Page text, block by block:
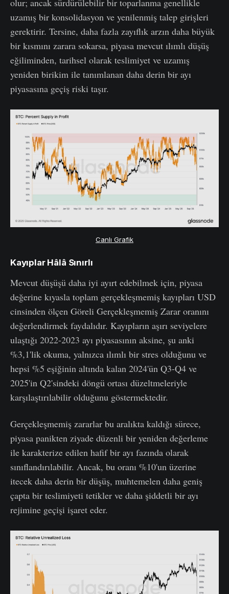
olur; ancak sürdürülebilir bir toparlanma genellikle
uzamış bir konsolidasyon ve yenilenmiş talep girişleri
gerektirir. Tersine, daha fazla zayıflık arzın daha büyük
bir kısmını zarara sokarsa, piyasa mevcut ılımlı düşüş
eğiliminden, tarihsel olarak teslimiyet ve uzamış
yeniden birikim ile tanımlanan daha derin bir ayı
piyasasına geçiş riski taşır.
Canlı Grafik
Kayıplar Hâlâ Sınırlı
Mevcut düşüşü daha iyi ayırt edebilmek için, piyasa
değerine kıyasla toplam gerçekleşmemiş kayıpları USD
cinsinden ölçen Göreli Gerçekleşmemiş Zarar oranını
değerlendirmek faydalıdır. Kayıpların aşırı seviyelere
ulaştığı 2022-2023 ayı piyasasının aksine, şu anki
%3,1'lik okuma, yalnızca ılımlı bir stres olduğunu ve
hepsi %5 eşiğinin altında kalan 2024'ün Q3-Q4 ve
2025'in Q2'sindeki döngü ortası düzeltmeleriyle
karşılaştırılabilir olduğunu göstermektedir.
Gerçekleşmemiş zararlar bu aralıkta kaldığı sürece,
piyasa panikten ziyade düzenli bir yeniden değerleme
ile karakterize edilen hafif bir ayı fazında olarak
sınıflandırılabilir. Ancak, bu oranı %10'un üzerine
itecek daha derin bir düşüş, muhtemelen daha geniş
çapta bir teslimiyeti tetikler ve daha şiddetli bir ayı
rejimine geçişi işaret eder.